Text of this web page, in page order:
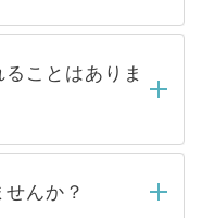
にはご連絡をせて
くお待ちくださ
扱っている求人の
からご覧いただ
。非公開求人は
には公開してい
気のある医療機
ことはありま
は一切ありませ
内定をいただい
んか？